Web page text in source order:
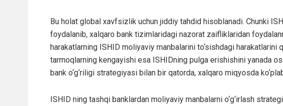
Bu holat global xavfsizlik uchun jiddiy tahdid hisoblanadi. Chunki
foydalanib, xalqaro bank tizimlaridagi nazorat zaifliklaridan
harakatlarning ISHID moliyaviy manbalarini to‘sishdagi
tarmoqlarning kengayishi esa ISHIDning pulga erishishini yanada
bank o‘g‘riligi strategiyasi bilan bir qatorda, xalqaro miqyosda
ISHID ning tashqi banklardan moliyaviy manbalarni o‘g‘irlash